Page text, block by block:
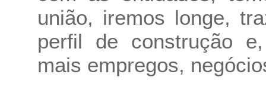
união, iremos longe,
perfil de construção
mais empregos,